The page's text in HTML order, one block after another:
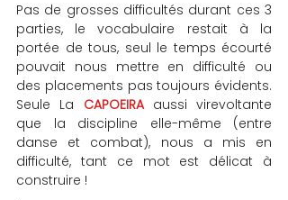
Pas de grosses difficultés durant ces 3
parties, le vocabulaire restait à la
portée de tous, seul le temps écourté
pouvait nous mettre en difficulté ou
des placements pas toujours évidents.
Seule La CAPOEIRA aussi virevoltante
que la discipline elle-même (entre
danse et combat), nous a mis en
difficulté, tant ce mot est délicat à
construire !